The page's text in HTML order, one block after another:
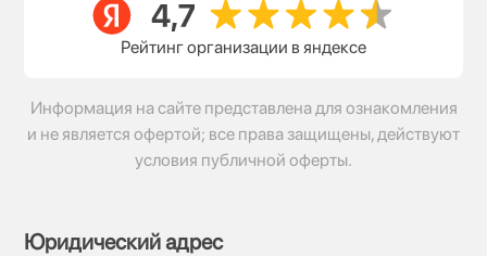
Рейтинг организации в яндексе
Информация на сайте представлена для ознакомления
и не является офертой; все права защищены, действуют
условия публичной оферты.
Юридический адрес